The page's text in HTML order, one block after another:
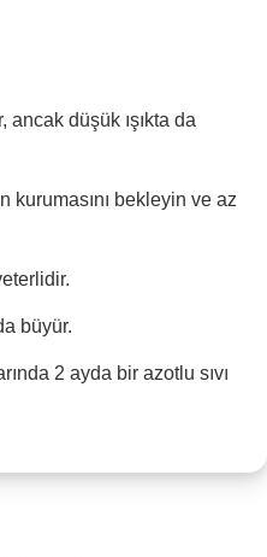
ancak düşük ışıkta da
kurumasını bekleyin ve az
büyür.
2 ayda bir azotlu sıvı